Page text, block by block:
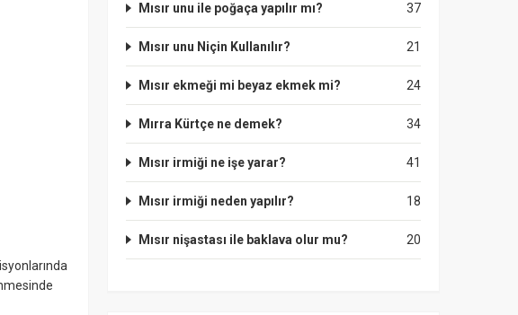
37
Mısır unu ile poğaça yapılır mı?
21
Mısır unu Niçin Kullanılır?
24
Mısır ekmeği mi beyaz ekmek mi?
34
Mırra Kürtçe ne demek?
41
Mısır irmiği ne işe yarar?
18
Mısır irmiği neden yapılır?
20
Mısır nişastası ile baklava olur mu?